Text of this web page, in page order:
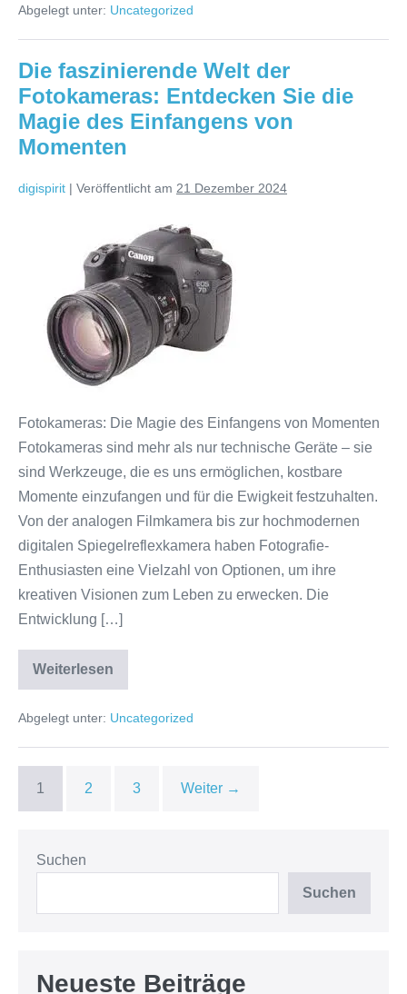
von
Gutachtern
Unfallgutachten
Schadensbewertung
Österreich
Abgelegt unter: Uncategorized
Die faszinierende Welt der
Fotokameras: Entdecken Sie die
Magie des Einfangens von
Momenten
digispirit | Veröffentlicht am 21 Dezember 2024
faszinierende
Fotokameras:
Entdecken
Magie
des
Einfangens
von
Momenten
Fotokameras: Die Magie des Einfangens von Momenten
Fotokameras sind mehr als nur technische Geräte – sie
sind Werkzeuge, die es uns ermöglichen, kostbare
Momente einzufangen und für die Ewigkeit festzuhalten.
Von der analogen Filmkamera bis zur hochmodernen
digitalen Spiegelreflexkamera haben Fotografie-
Enthusiasten eine Vielzahl von Optionen, um ihre
kreativen Visionen zum Leben zu erwecken. Die
Entwicklung […]
Weiterlesen
Die
faszinierende
der
Entdecken
Magie
Abgelegt unter: Uncategorized
1 2 3 Weiter →
Suchen
Suchen
Neueste Beiträge